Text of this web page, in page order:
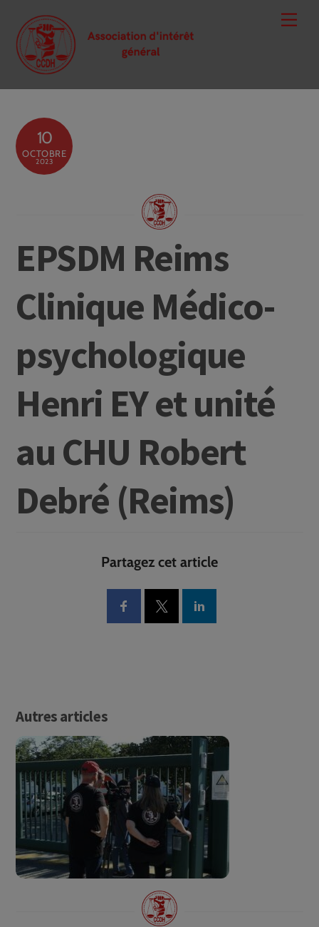
content
10
OCTOBRE
2023
EPSDM Reims
Clinique Médico-
psychologique
Henri EY et unité
au CHU Robert
Debré (Reims)
Partagez cet article
Autres articles